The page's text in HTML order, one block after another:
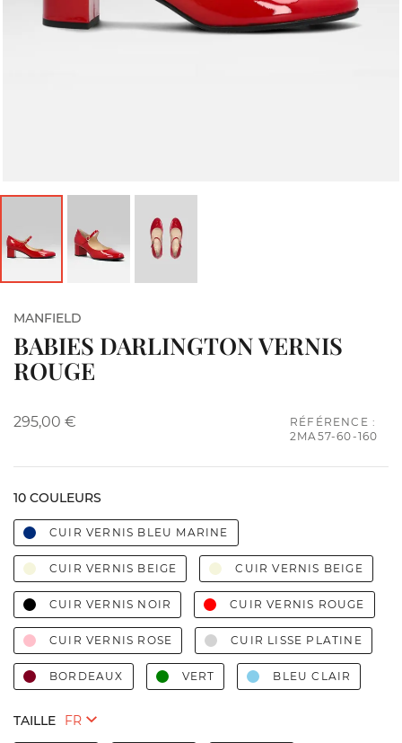
MANFIELD
BABIES DARLINGTON VERNIS
ROUGE
295,00 €
RÉFÉRENCE :
2MA57-60-160
10 COULEURS
CUIR VERNIS BLEU MARINE
CUIR VERNIS BEIGE CUIR VERNIS BEIGE
CUIR VERNIS NOIR CUIR VERNIS ROUGE
CUIR VERNIS ROSE CUIR LISSE PLATINE
BORDEAUX VERT BLEU CLAIR
TAILLE